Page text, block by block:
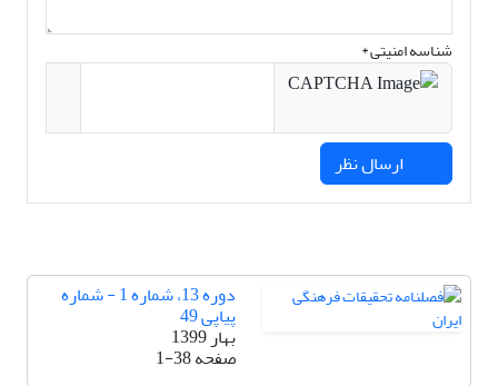
شناسه امنیتی *
دوره 13، شماره 1 - شماره
پیاپی 49
بهار 1399
صفحه1-38